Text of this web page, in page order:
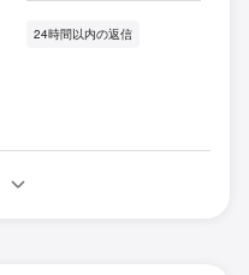
24時間以内の返信